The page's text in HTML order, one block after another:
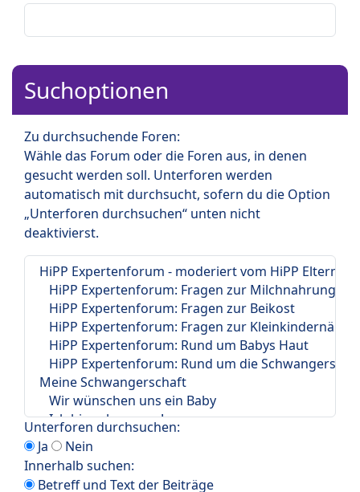
Suchoptionen
Zu durchsuchende Foren:
Wähle das Forum oder die Foren aus, in denen
gesucht werden soll. Unterforen werden
automatisch mit durchsucht, sofern du die Option
„Unterforen durchsuchen“ unten nicht
deaktivierst.
Unterforen durchsuchen:
Ja
Nein
Innerhalb suchen:
Betreff und Text der Beiträge